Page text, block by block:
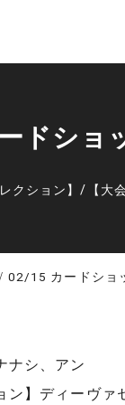
ドショ
クション】/ 【大
02/15 カードショ
ナシ、アン
ン】ディーヴァ